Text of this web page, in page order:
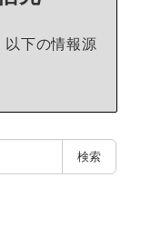
以下の情報源
検索